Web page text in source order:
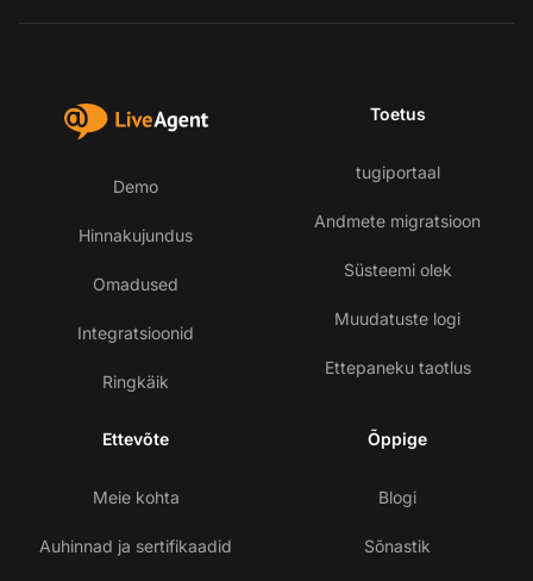
Demo
Hinnakujundus
Omadused
Integratsioonid
Ringkäik
Toetus
tugiportaal
Andmete migratsioon
Süsteemi olek
Muudatuste logi
Ettepaneku taotlus
Ettevõte
Meie kohta
Auhinnad ja sertifikaadid
Õppige
Blogi
Sõnastik